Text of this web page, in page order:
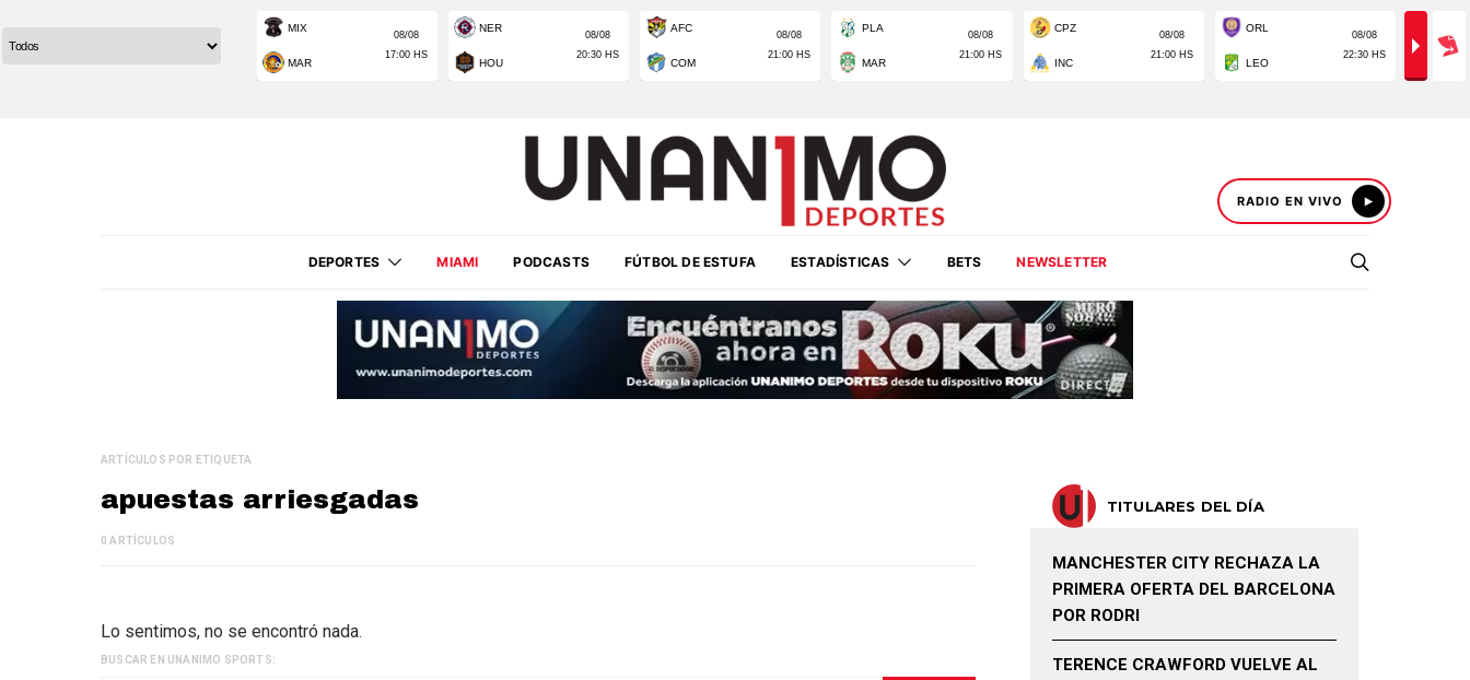
RADIO EN VIVO
DEPORTES MIAMI PODCASTS FÚTBOL DE ESTUFA ESTADÍSTICAS BETS NEWSLETTER
ARTÍCULOS POR ETIQUETA
apuestas arriesgadas
0 ARTÍCULOS
Lo sentimos, no se encontró nada.
BUSCAR EN UNANIMO SPORTS:
TITULARES DEL DÍA
MANCHESTER CITY RECHAZA LA
PRIMERA OFERTA DEL BARCELONA
POR RODRI
TERENCE CRAWFORD VUELVE AL